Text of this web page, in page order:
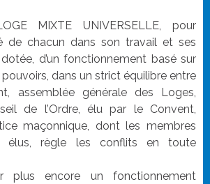
MIXTE UNIVERSELLE, pour
de chacun dans son travail et ses
dotée, d’un fonctionnement basé sur
dans un strict équilibre entre
assemblée générale des Loges,
de l’Ordre, élu par le Convent,
maçonnique, dont les membres
élus, règle les conflits en toute
plus encore un fonctionnement